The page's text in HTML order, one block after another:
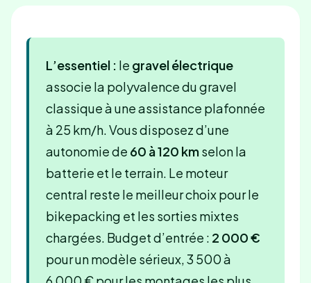
L’essentiel : le gravel électrique
associe la polyvalence du gravel
classique à une assistance plafonnée
à 25 km/h. Vous disposez d’une
autonomie de 60 à 120 kmselon la
batterie et le terrain. Le moteur
central reste le meilleur choix pour le
bikepacking et les sorties mixtes
chargées. Budget d’entrée : 2 000 €
pour un modèle sérieux, 3 500 à